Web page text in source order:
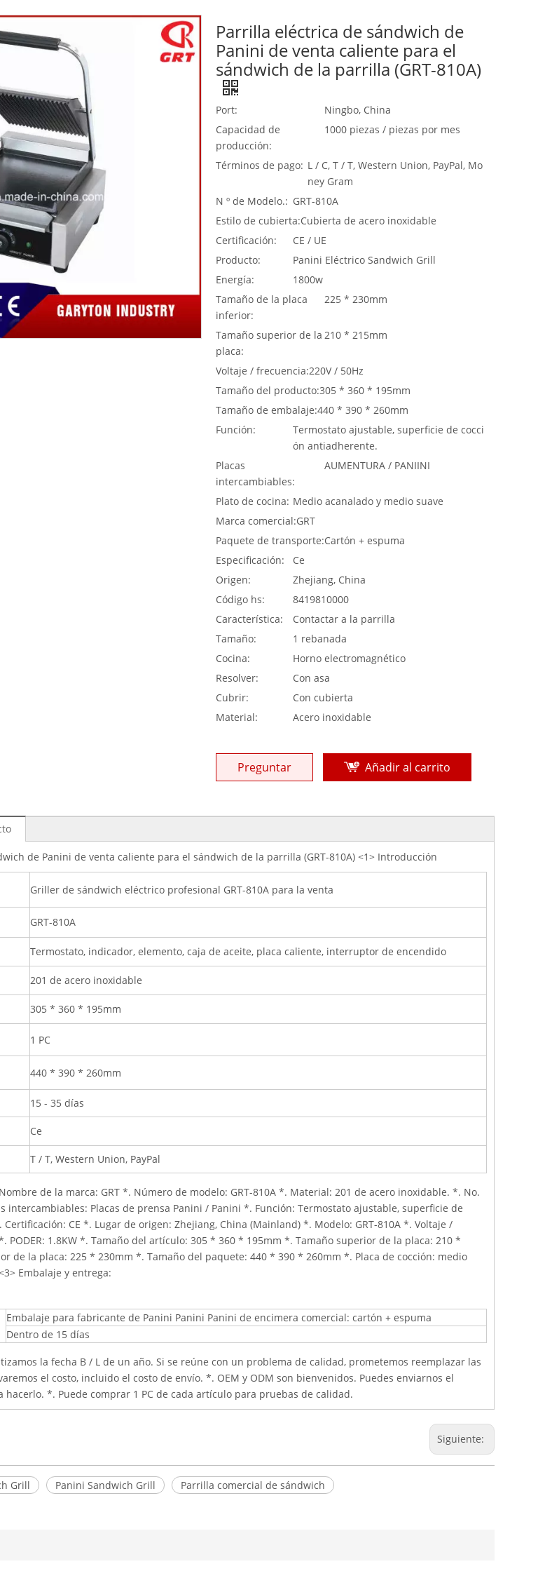
Equipos de acero inoxidable
Servicio de comida
Parrilla eléctrica de sándwich de
Panini de venta caliente para el
sándwich de la parrilla (GRT-810A)
Port:
Ningbo, China
Capacidad de
producción:
1000 piezas / piezas por mes
Términos de pago: L / C, T / T, Western Union, PayPal, Mo
ney Gram
N º de Modelo.: GRT-810A
Estilo de cubierta:Cubierta de acero inoxidable
Certificación:
CE / UE
Producto:
Panini Eléctrico Sandwich Grill
Energía:
1800w
Tamaño de la placa
inferior:
225 * 230mm
Tamaño superior de la
placa:
210 * 215mm
Voltaje / frecuencia:220V / 50Hz
Tamaño del producto:305 * 360 * 195mm
Tamaño de embalaje:440 * 390 * 260mm
Función:
Termostato ajustable, superficie de cocci
ón antiadherente.
Placas
intercambiables:
AUMENTURA / PANIINI
Plato de cocina: Medio acanalado y medio suave
Marca comercial:GRT
Paquete de transporte:Cartón + espuma
Especificación:
Ce
Origen:
Zhejiang, China
Código hs:
8419810000
Característica:
Contactar a la parrilla
Tamaño:
1 rebanada
Cocina:
Horno electromagnético
Resolver:
Con asa
Cubrir:
Con cubierta
Material:
Acero inoxidable
Preguntar Añadir al carrito
de Panini de venta caliente para el sándwich de la parrilla (GRT-810A) <1> Introducción
Griller de sándwich eléctrico profesional GRT-810A para la venta
GRT-810A
Termostato, indicador, elemento, caja de aceite, placa caliente, interruptor de encendido
201 de acero inoxidable
305 * 360 * 195mm
1 PC
440 * 390 * 260mm
15 - 35 días
Ce
T / T, Western Union, PayPal
de la marca: GRT *. Número de modelo: GRT-810A *. Material: 201 de acero inoxidable. *. No.
intercambiables: Placas de prensa Panini / Panini *. Función: Termostato ajustable, superficie de
CE *. Lugar de origen: Zhejiang, China (Mainland) *. Modelo: GRT-810A *. Voltaje /
PODER: 1.8KW *. Tamaño del artículo: 305 * 360 * 195mm *. Tamaño superior de la placa: 210 *
de la placa: 225 * 230mm *. Tamaño del paquete: 440 * 390 * 260mm *. Placa de cocción: medio
Embalaje y entrega:
Embalaje para fabricante de Panini Panini Panini de encimera comercial: cartón + espuma
Dentro de 15 días
la fecha B / L de un año. Si se reúne con un problema de calidad, prometemos reemplazar las
el costo, incluido el costo de envío. *. OEM y ODM son bienvenidos. Puedes enviarnos el
hacerlo. *. Puede comprar 1 PC de cada artículo para pruebas de calidad.
Siguiente:
Grill Panini Sandwich Grill Parrilla comercial de sándwich